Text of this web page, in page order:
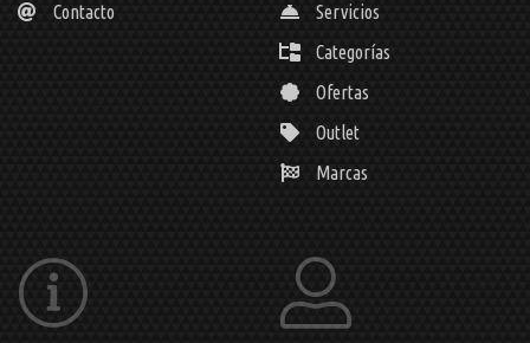
Contacto
Servicios
Categorías
Ofertas
Outlet
Marcas